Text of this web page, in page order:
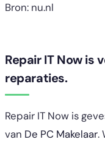
Bron: nu.nl
Repair IT Nowis
reparaties.
Repair IT Now is
van De PC Makelaar.